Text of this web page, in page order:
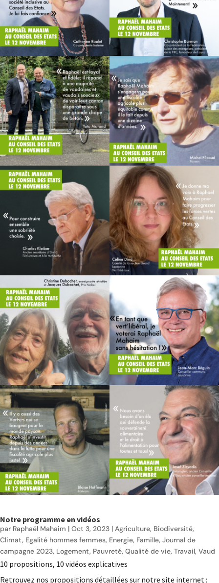
Notre programme en vidéos
par Raphaël Mahaim | Oct 3, 2023 | Agriculture, Biodiversité,
Climat, Egalité hommes femmes, Energie, Famille, Journal de
campagne 2023, Logement, Pauvreté, Qualité de vie, Travail, Vaud
10 propositions, 10 vidéos explicatives
Retrouvez nos propositions détaillées sur notre site internet :